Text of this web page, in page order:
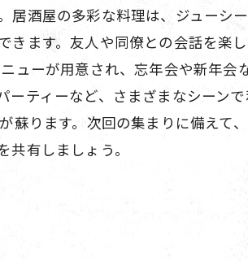
酒屋の多彩な料理は、ジューシ
ます。友人や同僚との会話を楽
ューが用意され、忘年会や新年会
ティーなど、さまざまなシーン
蘇ります。次回の集まりに備えて
有しましょう。